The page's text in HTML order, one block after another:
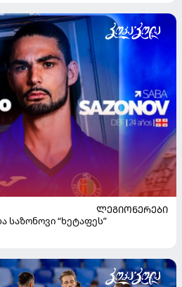
ᲚᲔᲒᲘᲝᲜᲔᲠᲔᲑᲘ
საზონოვი “ხეტაფეს”